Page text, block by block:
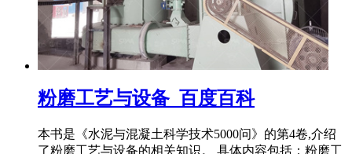
粉磨工艺与设备_百度百科
本书是《水泥与混凝土科学技术5000问》的第4卷,介绍
了粉磨工艺与设备的相关知识。 具体内容包括：粉磨工